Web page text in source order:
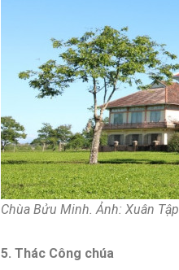
Chùa Bửu Minh. Ảnh: Xuân Tập
5. Thác Công chúa